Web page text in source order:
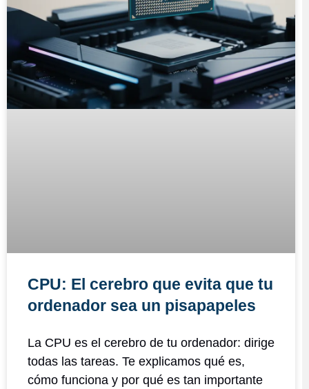
CPU: El cerebro que evita que tu
ordenador sea un pisapapeles
La CPU es el cerebro de tu ordenador: dirige
todas las tareas. Te explicamos qué es,
cómo funciona y por qué es tan importante